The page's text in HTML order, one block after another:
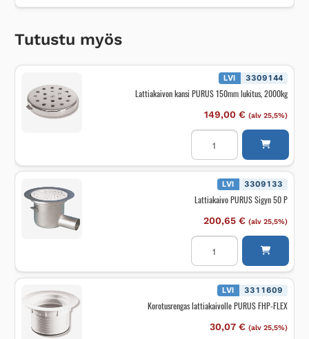
Tutustu myös
LVI 3309144
Lattiakaivon kansi PURUS 150mm lukitus, 2000kg
149,00 € (alv 25,5%)
Lattiakaivon
kansi
PURUS
150mm
lukitus,
2000kg
määrä
LVI 3309133
Lattiakaivo PURUS Sigyn 50 P
200,65 € (alv 25,5%)
Lattiakaivo
PURUS
Sigyn
50
P
määrä LVI 3311609
Korotusrengas lattiakaivolle PURUS FHP-FLEX
30,07 € (alv 25,5%)